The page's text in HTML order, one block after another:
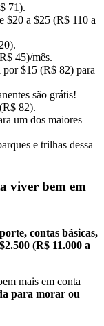
71).
$20 a $25 (R$ 110 a
45)/mês.
por $15 (R$ 82) para
são grátis!
82).
um dos maiores
e trilhas dessa
viver bem em
contas básicas,
(R$ 11.000 a
mais em conta
para morar ou